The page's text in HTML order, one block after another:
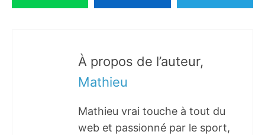
À propos de l’auteur,
Mathieu
Mathieu vrai touche à tout du
web et passionné par le sport,